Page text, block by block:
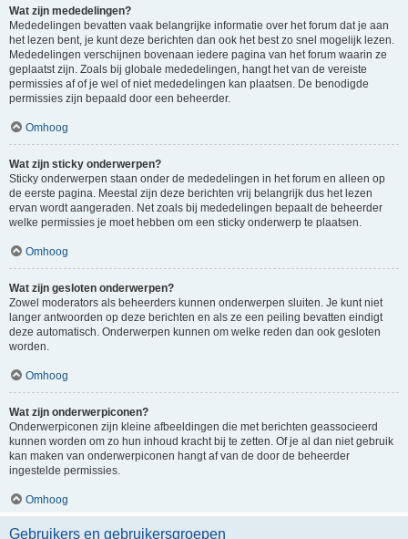
Wat zijn mededelingen?
Mededelingen bevatten vaak belangrijke informatie over het forum dat je aan
het lezen bent, je kunt deze berichten dan ook het best zo snel mogelijk lezen.
Mededelingen verschijnen bovenaan iedere pagina van het forum waarin ze
geplaatst zijn. Zoals bij globale mededelingen, hangt het van de vereiste
permissies af of je wel of niet mededelingen kan plaatsen. De benodigde
permissies zijn bepaald door een beheerder.
Omhoog
Wat zijn sticky onderwerpen?
Sticky onderwerpen staan onder de mededelingen in het forum en alleen op
de eerste pagina. Meestal zijn deze berichten vrij belangrijk dus het lezen
ervan wordt aangeraden. Net zoals bij mededelingen bepaalt de beheerder
welke permissies je moet hebben om een sticky onderwerp te plaatsen.
Omhoog
Wat zijn gesloten onderwerpen?
Zowel moderators als beheerders kunnen onderwerpen sluiten. Je kunt niet
langer antwoorden op deze berichten en als ze een peiling bevatten eindigt
deze automatisch. Onderwerpen kunnen om welke reden dan ook gesloten
worden.
Omhoog
Wat zijn onderwerpiconen?
Onderwerpiconen zijn kleine afbeeldingen die met berichten geassocieerd
kunnen worden om zo hun inhoud kracht bij te zetten. Of je al dan niet gebruik
kan maken van onderwerpiconen hangt af van de door de beheerder
ingestelde permissies.
Omhoog
Gebruikers en gebruikersgroepen